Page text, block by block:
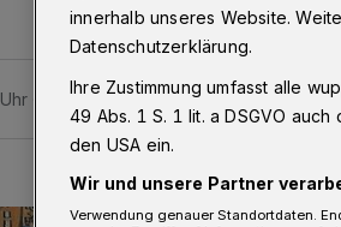
2 Minuten Lesezeit
innerhalb unseres Website.
Datenschutzerklärung.
Ihre Zustimmung umfasst alle
49 Abs. 1 S. 1 lit. a DSGVO
den USA ein.
Wir und unsere Partner
Verwendung genauer Standortdaten.